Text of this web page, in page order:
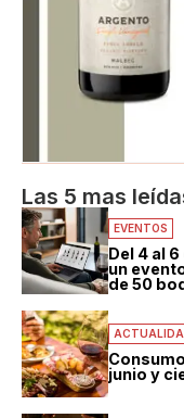
Las 5 mas
EVENTOS
Del 4 al
un
de 50
junio y